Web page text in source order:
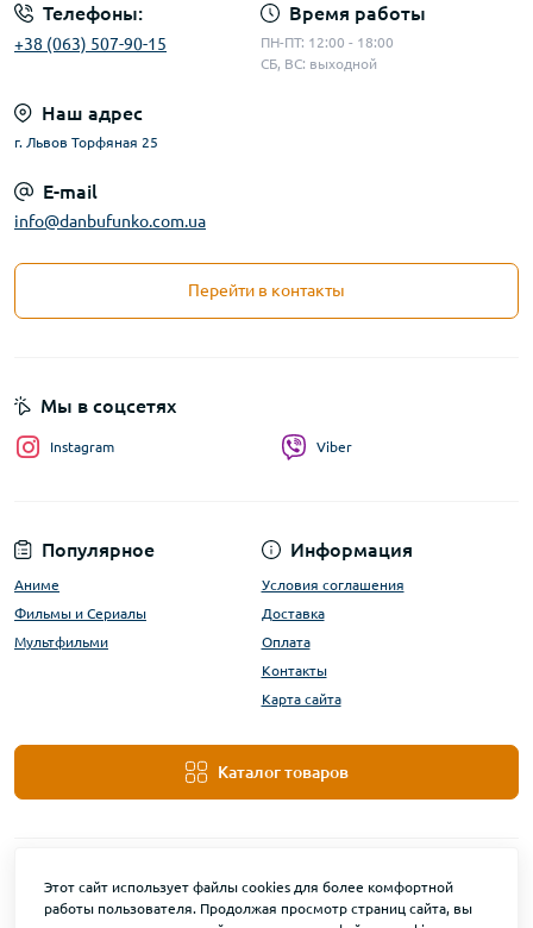
Телефоны:
+38 (063) 507-90-15
Время работы
ПН-ПТ: 12:00 - 18:00
СБ, ВС: выходной
Наш адрес
г. Львов Торфяная 25
E-mail
info@danbufunko.com.ua
Перейти в контакты
Популярное
Аниме
Фильмы и Сериалы
Мультфильми
Информация
Условия соглашения
Доставка
Оплата
Контакты
Карта сайта
Каталог товаров
Мы в соцсетях
Instagram Viber
Этот сайт использует файлы cookies для более комфортной
работы пользователя. Продолжая просмотр страниц сайта, вы